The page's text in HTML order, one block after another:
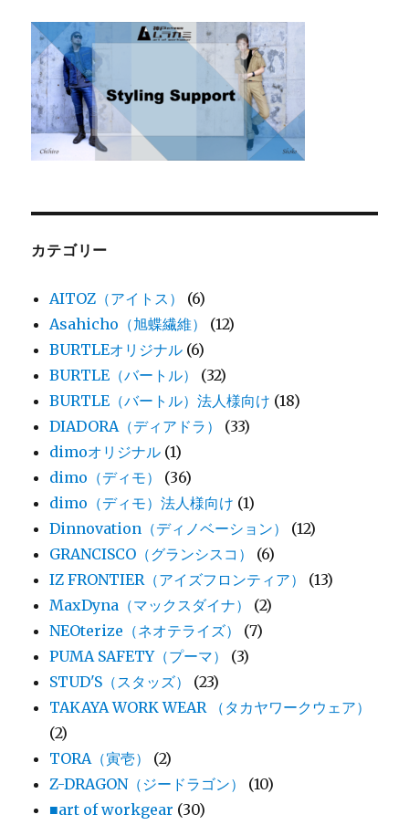
カテゴリー
AITOZ（アイトス）
(6)
Asahicho（旭蝶繊維）
(12)
BURTLEオリジナル (6)
BURTLE（バートル）
(32)
BURTLE（バートル）法人様向け (18)
DIADORA（ディアドラ）
(33)
dimoオリジナル (1)
dimo（ディモ）
(36)
dimo（ディモ）法人様向け (1)
Dinnovation（ディノベーション）
(12)
GRANCISCO（グランシスコ）
(6)
IZ FRONTIER（アイズフロンティア）
(13)
MaxDyna（マックスダイナ）
(2)
NEOterize（ネオテライズ）
(7)
PUMA SAFETY（プーマ）
(3)
STUD'S（スタッズ）
(23)
TAKAYA WORK WEAR （タカヤワークウェア）
(2)
TORA（寅壱）
(2)
Z-DRAGON（ジードラゴン）
(10)
■art of workgear (30)